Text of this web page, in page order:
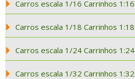
Carros escala 1/16 Carrinhos 1:16
Carros escala 1/18 Carrinhos 1:18
Carros escala 1/24 Carrinhos 1:24
Carros escala 1/32 Carrinhos 1:32